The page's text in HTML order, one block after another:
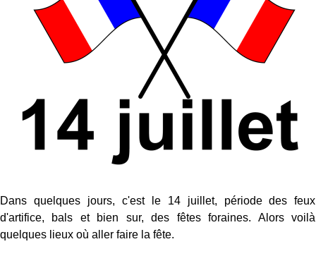
Dans quelques jours, c'est le 14 juillet, période des feux
d'artifice, bals et bien sur, des fêtes foraines. Alors voilà
quelques lieux où aller faire la fête.